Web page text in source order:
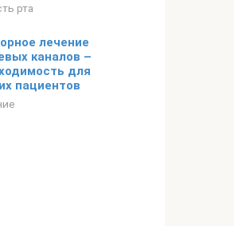
рта
лечение
каналов –
для
пациентов